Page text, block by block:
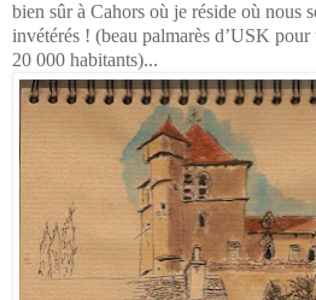
bien sûr à Cahors où je réside où nous
invétérés ! (beau palmarès d’USK
20 000 habitants)...